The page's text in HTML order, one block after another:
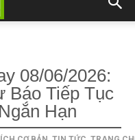
08/06/2026:
Tiếp Tục
Hạn